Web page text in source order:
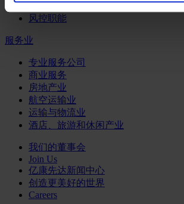
零售金融服务
风控职能
服务业
专业服务公司
商业服务
房地产业
航空运输业
运输与物流业
酒店、旅游和休闲产业
我们的董事会
Join Us
亿康先达新闻中心
创造更美好的世界
Careers